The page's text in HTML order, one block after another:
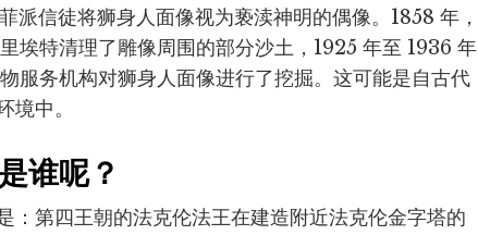
派信徒将狮身人面像视为亵渎神明的偶像。1858 年，
埃特清理了雕像周围的部分沙土，1925 年至 1936 年
服务机构对狮身人面像进行了挖掘。这可能是自古代
境中。
谁呢？
：第四王朝的法克伦法王在建造附近法克伦金字塔的